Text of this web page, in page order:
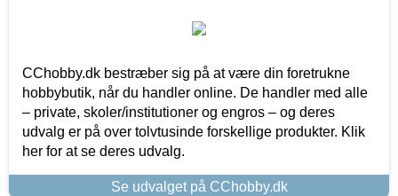
CChobby.dk bestræber sig på at være din foretrukne
hobbybutik, når du handler online. De handler med alle
– private, skoler/institutioner og engros – og deres
udvalg er på over tolvtusinde forskellige produkter. Klik
her for at se deres udvalg.
Se udvalget på CChobby.dk